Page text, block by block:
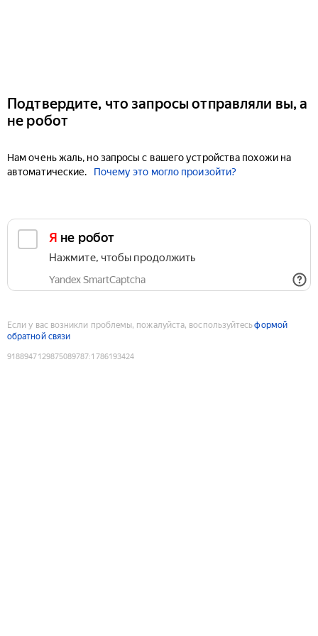
Подтвердите, что запросы отправляли вы, а
не робот
Нам очень жаль, но запросы с вашего устройства похожи на
автоматические.
Почему это могло произойти?
Я не робот
Нажмите, чтобы продолжить
Yandex SmartCaptcha
Если у вас возникли проблемы, пожалуйста, воспользуйтесьформой
обратной связи
9188947129875089787:1786193424